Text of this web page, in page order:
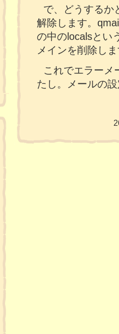
で、どうするか
解除します。
の中のlocalsとい
メインを削除し
これでエラーメ
たし。メールの